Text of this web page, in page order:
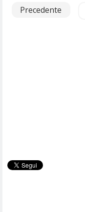
Precedente